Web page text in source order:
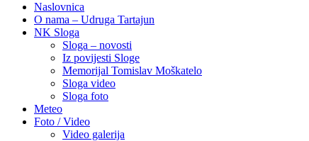
Naslovnica
O nama – Udruga Tartajun
NK Sloga
Sloga – novosti
Iz povijesti Sloge
Memorijal Tomislav Moškatelo
Sloga video
Sloga foto
Meteo
Foto / Video
Video galerija